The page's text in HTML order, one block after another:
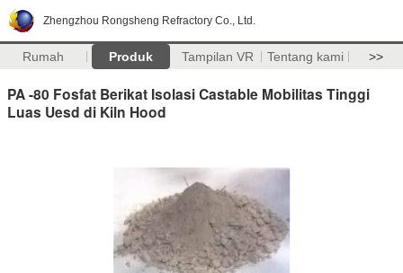
Zhengzhou Rongsheng Refractory Co., Ltd.
Rumah Produk Tampilan VR Tentang kami >>
PA -80 Fosfat Berikat Isolasi Castable Mobilitas Tinggi
Luas Uesd di Kiln Hood